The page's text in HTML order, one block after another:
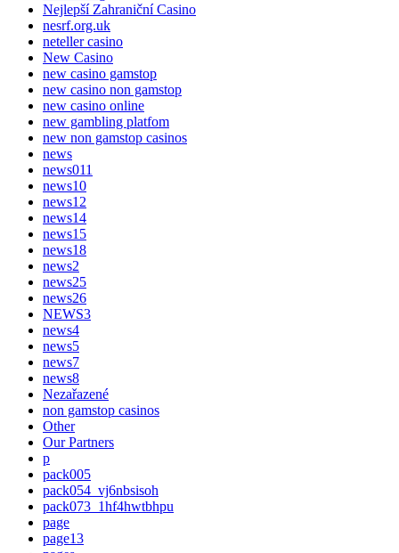
Nejlepší Zahraniční Casino
nesrf.org.uk
neteller casino
New Casino
new casino gamstop
new casino non gamstop
new casino online
new gambling platfom
new non gamstop casinos
news
news011
news10
news12
news14
news15
news18
news2
news25
news26
NEWS3
news4
news5
news7
news8
Nezařazené
non gamstop casinos
Other
Our Partners
p
pack005
pack054_vj6nbsisoh
pack073_1hf4hwtbhpu
page
page13